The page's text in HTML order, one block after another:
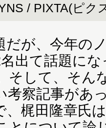
/ PIXTA(ピク
が、今年の
出て話題に
そして、そん
考察記事があ
、梶田隆章氏